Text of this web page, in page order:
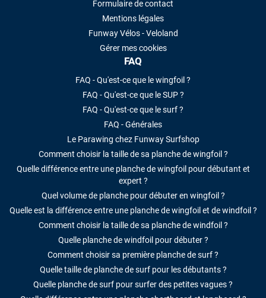
Formulaire de contact
Mentions légales
Funway Vélos - Veloland
Gérer mes cookies
FAQ
FAQ - Qu'est-ce que le wingfoil ?
FAQ - Qu'est-ce que le SUP ?
FAQ - Qu'est-ce que le surf ?
FAQ - Générales
Le Parawing chez Funway Surfshop
Comment choisir la taille de sa planche de wingfoil ?
Quelle différence entre une planche de wingfoil pour débutant et
expert ?
Quel volume de planche pour débuter en wingfoil ?
Quelle est la différence entre une planche de wingfoil et de windfoil ?
Comment choisir la taille de sa planche de windfoil ?
Quelle planche de windfoil pour débuter ?
Comment choisir sa première planche de surf ?
Quelle taille de planche de surf pour les débutants ?
Quelle planche de surf pour surfer des petites vagues ?